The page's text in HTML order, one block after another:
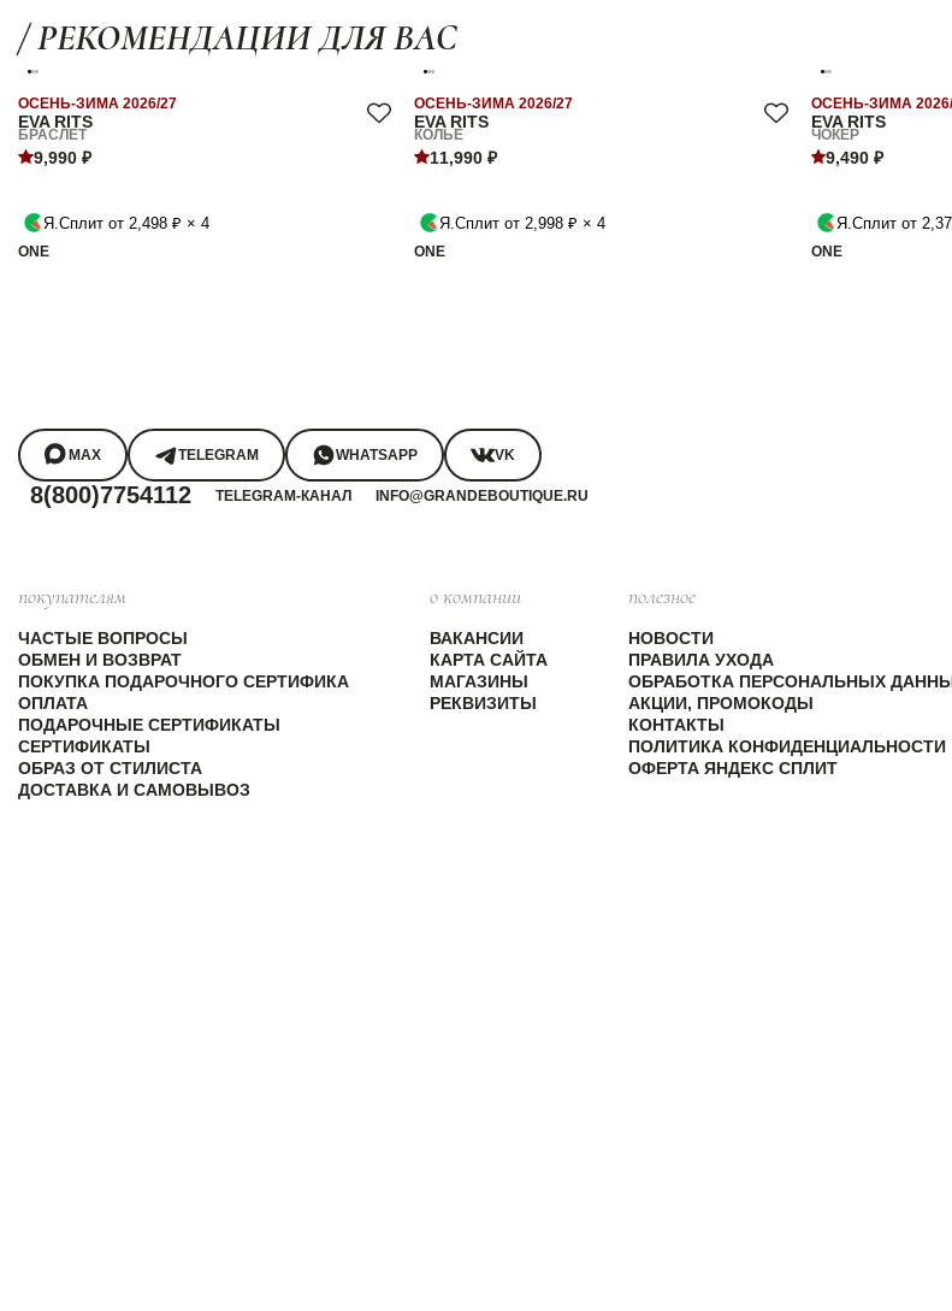
/ РЕКОМЕНДАЦИИ ДЛЯ ВАС
EVA RITS
ОСЕНЬ-ЗИМА 2026/27
БРАСЛЕТ
9,990 ₽
Я.Сплит от 2,498 ₽ × 4
ONE
EVA RITS
ОСЕНЬ-ЗИМА 2026/27
КОЛЬЕ
11,990 ₽
Я.Сплит от 2,998 ₽ × 4
ONE
EVA RITS
ОСЕНЬ-ЗИМА
ЧОКЕР
9,490 ₽
Я.Сплит от
ONE
MAX TELEGRAM WHATSAPP VK
8(800)7754112 TELEGRAM-КАНАЛ INFO@GRANDEBOUTIQUE.RU
покупателям
ЧАСТЫЕ ВОПРОСЫ
ОБМЕН И ВОЗВРАТ
ПОКУПКА ПОДАРОЧНОГО СЕРТИФИКА
ОПЛАТА
ПОДАРОЧНЫЕ СЕРТИФИКАТЫ
СЕРТИФИКАТЫ
ОБРАЗ ОТ СТИЛИСТА
ДОСТАВКА И САМОВЫВОЗ
о компании
ВАКАНСИИ
КАРТА САЙТА
МАГАЗИНЫ
РЕКВИЗИТЫ
полезное
НОВОСТИ
ПРАВИЛА УХОДА
ОБРАБОТКА ПЕРСОНАЛЬНЫХ
АКЦИИ, ПРОМОКОДЫ
КОНТАКТЫ
ПОЛИТИКА КОНФИДЕНЦИАЛЬНОСТИ
ОФЕРТА ЯНДЕКС СПЛИТ